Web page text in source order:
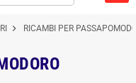
chevron_right RICAMBI PER